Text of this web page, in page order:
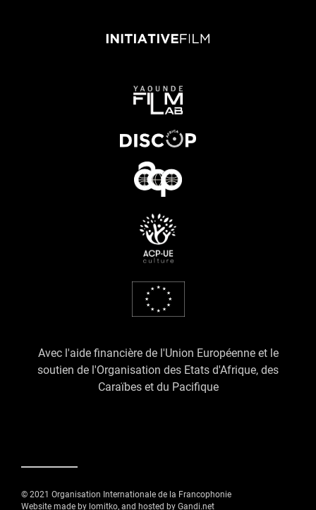
Avec l'aide financière de l'Union Européenne et le
soutien de l'Organisation des Etats d'Afrique, des
Caraïbes et du Pacifique
© 2021 Organisation Internationale de la Francophonie
Website made by lomitko, and hosted by Gandi.net